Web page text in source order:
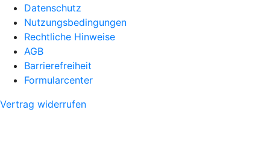
Datenschutz
Nutzungsbedingungen
Rechtliche Hinweise
AGB
Barrierefreiheit
Formularcenter
Vertrag widerrufen